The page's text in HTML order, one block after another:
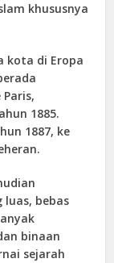
khususnya
kota di Eropa
1885.
1887, ke
bebas
binaan
sejarah